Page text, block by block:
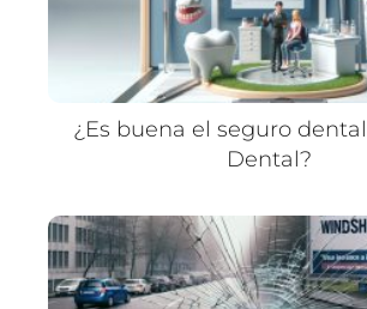
¿Es buena el seguro
Dental?